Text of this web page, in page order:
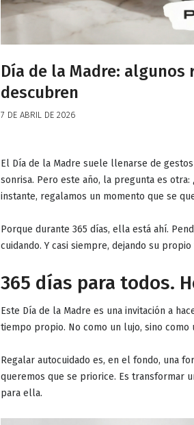
Día de la Madre: algunos
descubren
7 DE ABRIL DE 2026
El Día de la Madre suele llenarse de
sonrisa. Pero este año, la pregunta es otra:
instante, regalamos un momento que se
Porque durante 365 días, ella está ahí.
cuidando. Y casi siempre, dejando su
365 días para todos.
Este Día de la Madre es una invitación a
tiempo propio. No como un lujo, sino como
Regalar autocuidado es, en el fondo, una
queremos que se priorice. Es transformar
para ella.